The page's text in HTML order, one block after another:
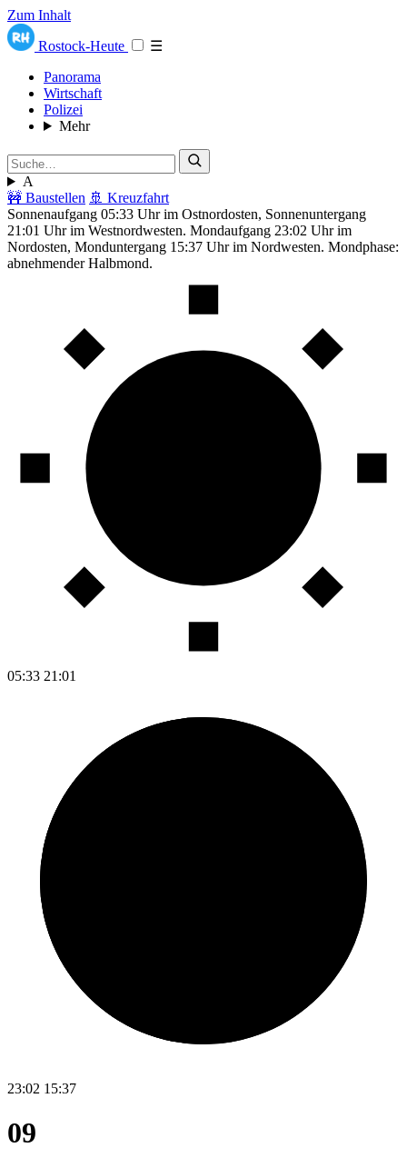
Zum Inhalt
Rostock-Heute
☰
Panorama
Wirtschaft
Polizei
Mehr
A
🚧 Baustellen 🚢 Kreuzfahrt
Sonnenaufgang 05:33 Uhr im Ostnordosten, Sonnenuntergang
21:01 Uhr im Westnordwesten. Mondaufgang 23:02 Uhr im
Nordosten, Monduntergang 15:37 Uhr im Nordwesten. Mondphase:
abnehmender Halbmond.
05:33 21:01
23:02 15:37
09